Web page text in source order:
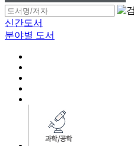
신간도서
분야별 도서